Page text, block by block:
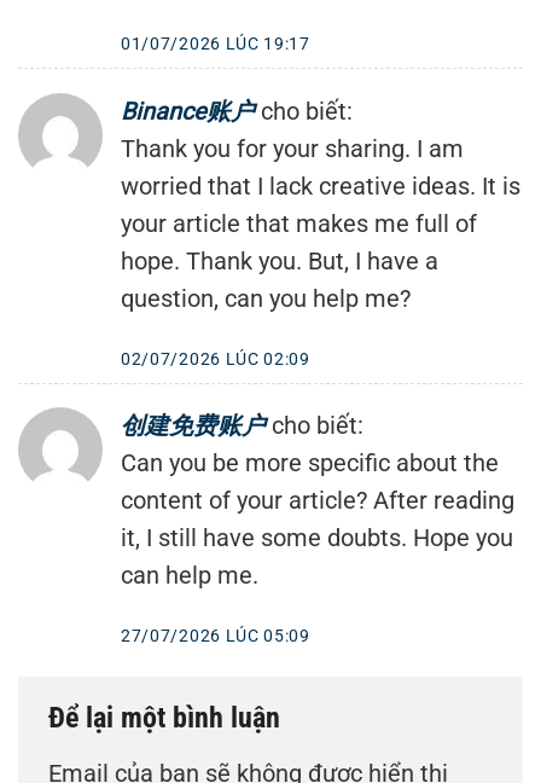
01/07/2026 LÚC 19:17
Binance账户 cho biết:
Thank you for your sharing. I am
worried that I lack creative ideas. It is
your article that makes me full of
hope. Thank you. But, I have a
question, can you help me?
02/07/2026 LÚC 02:09
创建免费账户 cho biết:
Can you be more specific about the
content of your article? After reading
it, I still have some doubts. Hope you
can help me.
27/07/2026 LÚC 05:09
Để lại một bình luận
Email của bạn sẽ không được hiển thị